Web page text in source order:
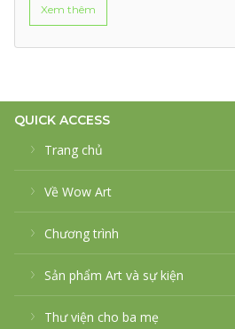
Xem thêm
QUICK ACCESS
Trang chủ
Về Wow Art
Chương trình
Sản phẩm Art và sự kiện
Thư viện cho ba mẹ